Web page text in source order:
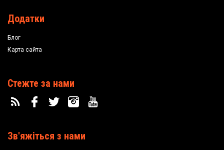
Додатки
Блог
Карта сайта
Стежте за нами
Зв'яжіться з нами